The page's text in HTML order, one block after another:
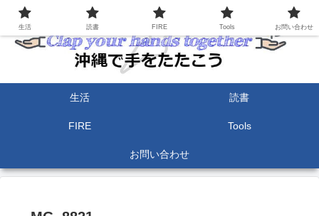
生活 読書
FIRE Tools
お問い合わせ
生活 読書 FIRE Tools お問い合わせ